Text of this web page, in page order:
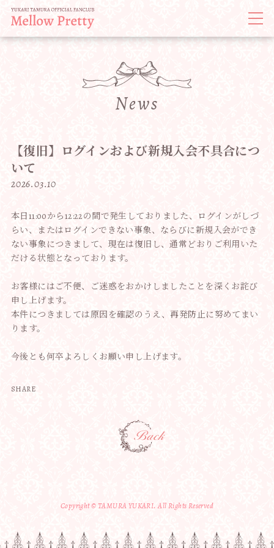
News
【復旧】ログインおよび新規入会不具合につ
いて
2026.03.10
本日11:00から12:22の間で発生しておりました、 ログインがしづ
らい、またはログインできない事象、 ならびに新規入会ができ
ない事象につきまして、現在は復旧し、通常どおりご利用いた
だける状態となっております。
お客様にはご不便、
ご迷惑をおかけしましたことを深くお詫び
申し上げます。
本件につきましては原因を確認のうえ、再発防止に努めてまい
ります。
今後とも何卒よろしくお願い申し上げます。
SHARE
Copyright © TAMURA YUKARI. All Rights Reserved